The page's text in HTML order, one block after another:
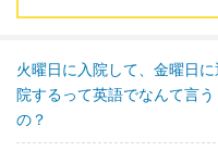
火曜日に入院して、金曜日に
院するって英語でなんて言う
の？